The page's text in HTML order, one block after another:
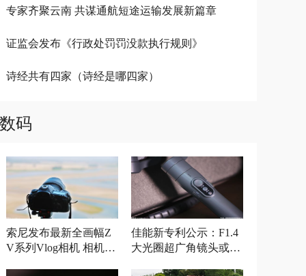
专家齐聚云南 共谋通航短途运输发展新篇章
证监会发布《行政处罚罚没款执行规则》
诗经共有四家（诗经是哪四家）
数码
索尼发布最新全画幅Z
V系列Vlog相机 相机参
佳能新专利公示：F1.4
大光圈超广角镜头或将